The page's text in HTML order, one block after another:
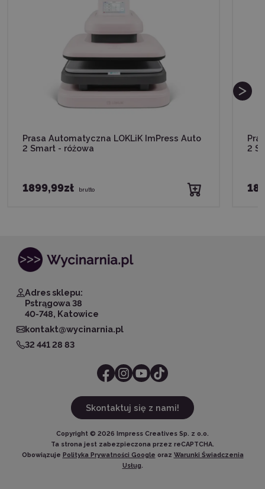
Prasa Automatyczna LOKLiK ImPress Auto
2 Smart - różowa
1899,99zł brutto
2
Adres sklepu:
Pstrągowa 38
40-748, Katowice
kontakt@wycinarnia.pl
32 441 28 83
Skontaktuj się z nami!
Copyright © 2026 Impress Creatives Sp. z o.o.
Ta strona jest zabezpieczona przez reCAPTCHA.
Obowiązuje Polityka Prywatności Google oraz Warunki Świadczenia
Usług.